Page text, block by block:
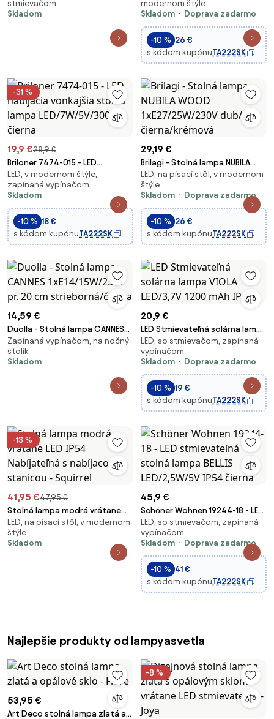
Jude
stmievačom
Skladom
mAh rose gold
modernom štýle
Skladom
Doprava zadarmo
-10 % 26 €
s kódom kupónuTA222SK
-31 %
19,9 €28,9 €
Briloner 7474-015 - LED
nabíjacia vonkajšia stolná
lampa LED/7W/5V/3000K čierna
LED, v modernom štýle,
zapínaná vypínačom
Skladom
-10 % 18 €
s kódom kupónuTA222SK
29,19 €
Brilagi - Stolná lampa NUBILA
WOOD 1xE27/25W/230V dub/
čierna/krémová
LED, na písací stôl, v modernom
štýle
Skladom
Doprava zadarmo
-10 % 26 €
s kódom kupónuTA222SK
14,59 €
Duolla - Stolná lampa CANNES
1xE14/15W/230V pr. 20 cm
strieborná/čierna
Zapínaná vypínačom, na nočný
stolík
Skladom
20,9 €
LED Stmievateľná solárna lampa
VIOLA LED/3,7V 1200 mAh IP44
LED, so stmievačom, zapínaná
vypínačom
Skladom
Doprava zadarmo
-10 % 19 €
s kódom kupónuTA222SK
-13 %
41,95 €47,95 €
Stolná lampa modrá vrátane
LED IP54 Nabíjateľná s nabíjacou
stanicou - Squirrel
LED, na písací stôl, v modernom
štýle
Skladom
45,9 €
Schöner Wohnen 19244-18 - LED
stmievateľná stolná lampa
BELLIS LED/2,5W/5V IP54 čierna
LED, so stmievačom, zapínaná
vypínačom
Skladom
Doprava zadarmo
-10 % 41 €
s kódom kupónuTA222SK
Najlepšie produkty od lampyasvetla
53,95 €
Art Deco stolná lampa zlatá a
-8 %